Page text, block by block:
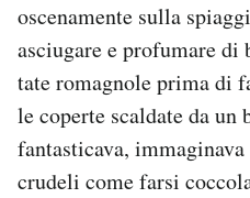
oscenamente sulla
asciugare e profumare di
tate romagnole prima di
le coperte scaldate da un
fantasticava,
crudeli come farsi